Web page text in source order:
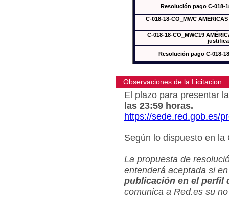
Resolución pago C-018-
C-018-18-CO_MWC
C-018-18-CO_MWC19
Resolución pago C-018-
Observaciones de la Licitacion
El plazo para presentar
las 23:59 horas.
https://sede.red.gob.es/
Según lo dispuesto en
La propuesta de
entenderá aceptada si
publicación en el perfil
comunica a Red.es su